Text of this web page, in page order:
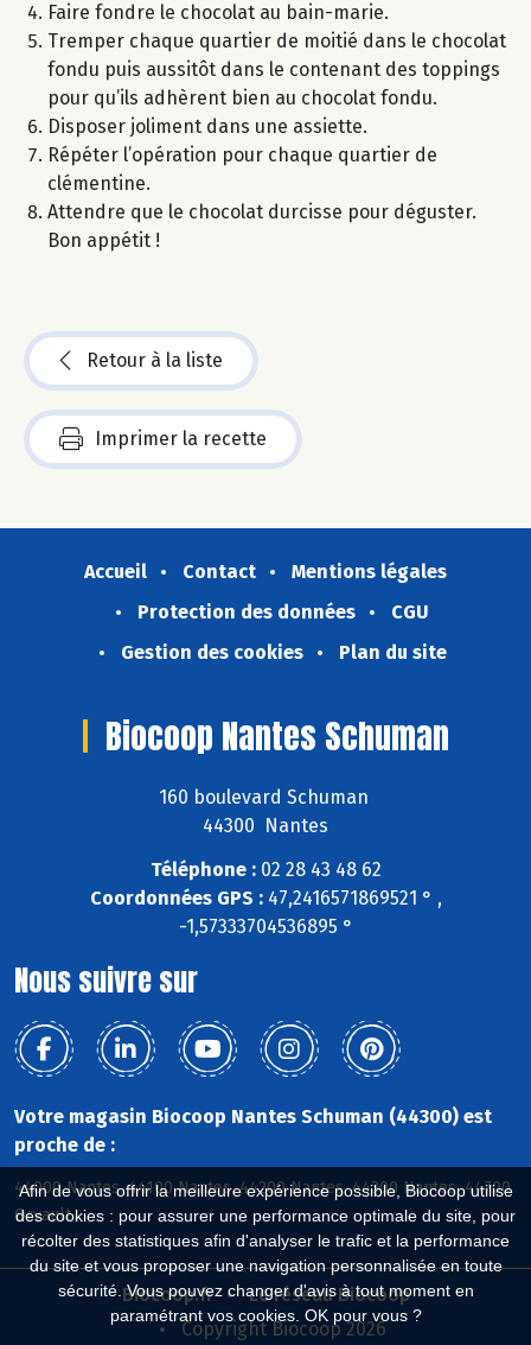
Afin de vous offrir la meilleure expérience possible, Biocoop utilise
des cookies : pour assurer une performance optimale du site, pour
récolter des statistiques afin d'analyser le trafic et la performance
du site et vous proposer une navigation personnalisée en toute
sécurité. Vous pouvez changer d'avis à tout moment en
paramétrant vos cookies. OK pour vous ?
Faire fondre le chocolat au bain-marie.
Tremper chaque quartier de moitié dans le chocolat
fondu puis aussitôt dans le contenant des toppings
pour qu’ils adhèrent bien au chocolat fondu.
Disposer joliment dans une assiette.
Répéter l’opération pour chaque quartier de
clémentine.
Attendre que le chocolat durcisse pour déguster.
Bon appétit !
Retour à la liste
Imprimer la recette
Accueil Contact
Mentions légales
Protection des données
CGU
Gestion des cookies
Plan du site
Biocoop Nantes Schuman
160 boulevard Schuman
44300 Nantes
Téléphone :02 28 43 48 62
Coordonnées GPS :47,2416571869521 ° ,
-1,57333704536895 °
Nous suivre sur
Votre magasin Biocoop Nantes Schuman (44300) est
proche de :
44000 Nantes, 44100 Nantes, 44200 Nantes, 44300 Nantes, 44700
Orvault
Biocoop.fr
Le réseau Biocoop
Copyright Biocoop 2026